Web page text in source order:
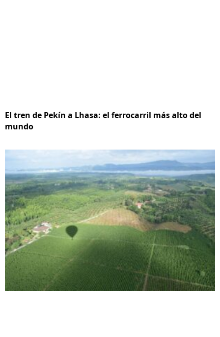
El tren de Pekín a Lhasa: el ferrocarril más alto del
mundo